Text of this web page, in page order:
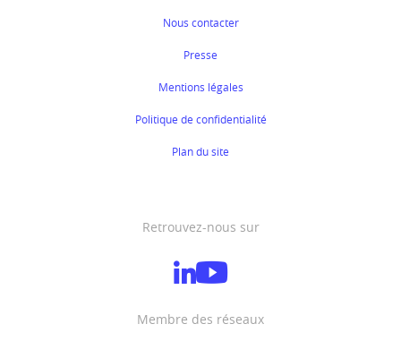
Nous contacter
Presse
Mentions légales
Politique de confidentialité
Plan du site
Retrouvez-nous sur
Membre des réseaux